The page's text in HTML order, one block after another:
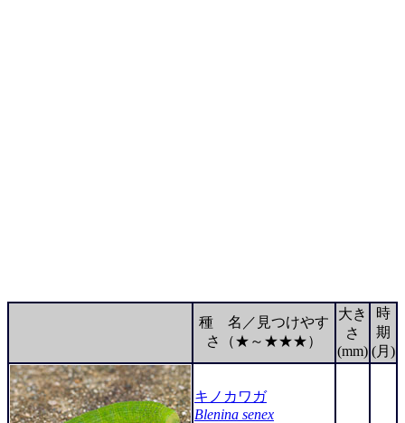
種 名／見つけやす
さ（★～★★★）
大き
さ
(mm)
時
期
(月)
キノカワガ
Blenina senex